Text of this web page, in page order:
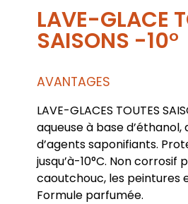
LAVE-GLACE
SAISONS -10°
AVANTAGES
LAVE-GLACES TOUTES
aqueuse à base
d’agents saponifiants.
jusqu’à-10°C. Non corrosif
caoutchouc, les peintures
Formule parfumée.